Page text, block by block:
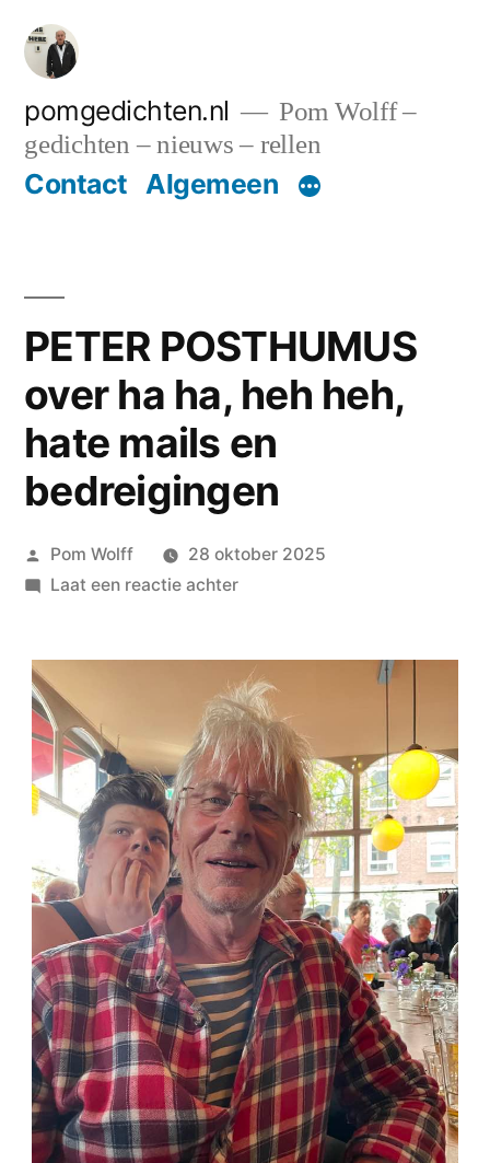
naar
inhoud
pomgedichten.nl
Pom Wolff –
gedichten – nieuws – rellen
Contact Algemeen
PETER POSTHUMUS
over ha ha, heh heh,
hate mails en
bedreigingen
Geplaatst
door
Pom Wolff
28 oktober 2025
Laat een reactie achterop
over
ha
ha,
heh
heh,
hate
mails
en
bedreigingen